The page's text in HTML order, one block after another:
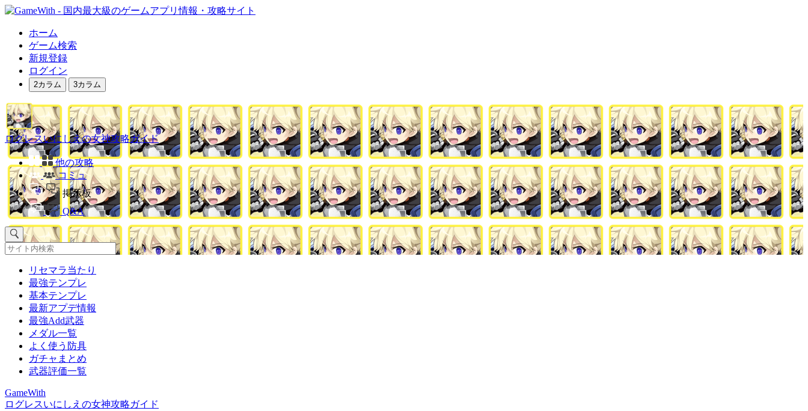
ホーム
ゲーム検索
新規登録
ログイン
2カラム 3カラム
ログレスいにしえの女神攻略ガイド
他の攻略
コミュ
掲示板
Q&A
リセマラ当たり
最強テンプレ
基本テンプレ
最新アプデ情報
最強Add武器
メダル一覧
よく使う防具
ガチャまとめ
武器評価一覧
GameWith
ログレスいにしえの女神攻略ガイド